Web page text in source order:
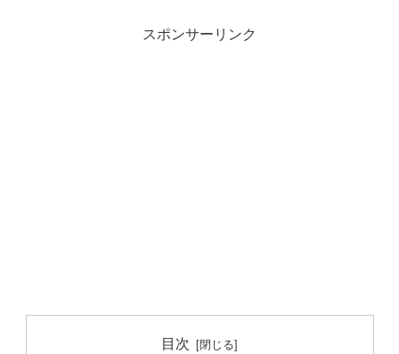
スポンサーリンク
目次